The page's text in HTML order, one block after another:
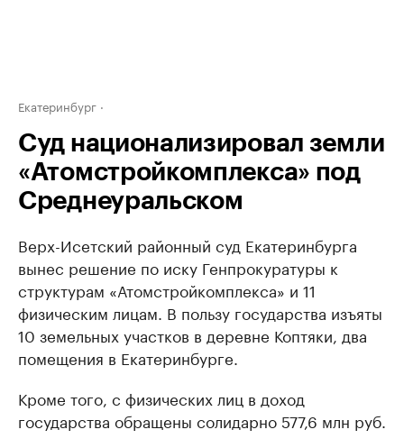
Екатеринбург
Суд национализировал земли
«Атомстройкомплекса» под
Среднеуральском
Верх-Исетский районный суд Екатеринбурга
вынес решение по иску Генпрокуратуры к
структурам «Атомстройкомплекса» и 11
физическим лицам. В пользу государства изъяты
10 земельных участков в деревне Коптяки, два
помещения в Екатеринбурге.
Кроме того, с физических лиц в доход
государства обращены солидарно 577,6 млн руб.